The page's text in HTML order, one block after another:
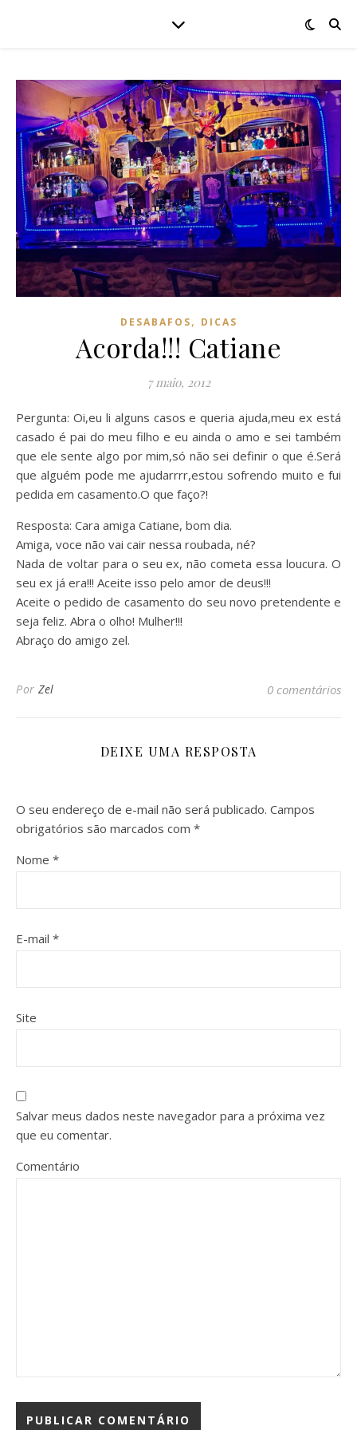
DESABAFOS, DICAS
Acorda!!! Catiane
7 maio, 2012
Pergunta: Oi,eu li alguns casos e queria ajuda,meu ex está
casado é pai do meu filho e eu ainda o amo e sei também
que ele sente algo por mim,só não sei definir o que é.Será
que alguém pode me ajudarrrr,estou sofrendo muito e fui
pedida em casamento.O que faço?!
Resposta: Cara amiga Catiane, bom dia.
Amiga, voce não vai cair nessa roubada, né?
Nada de voltar para o seu ex, não cometa essa loucura. O
seu ex já era!!! Aceite isso pelo amor de deus!!!
Aceite o pedido de casamento do seu novo pretendente e
seja feliz. Abra o olho! Mulher!!!
Abraço do amigo zel.
Por Zel 0 comentários
DEIXE UMA RESPOSTA
O seu endereço de e-mail não será publicado. Campos
obrigatórios são marcados com *
Nome *
E-mail *
Site
Salvar meus dados neste navegador para a próxima vez
que eu comentar.
Comentário